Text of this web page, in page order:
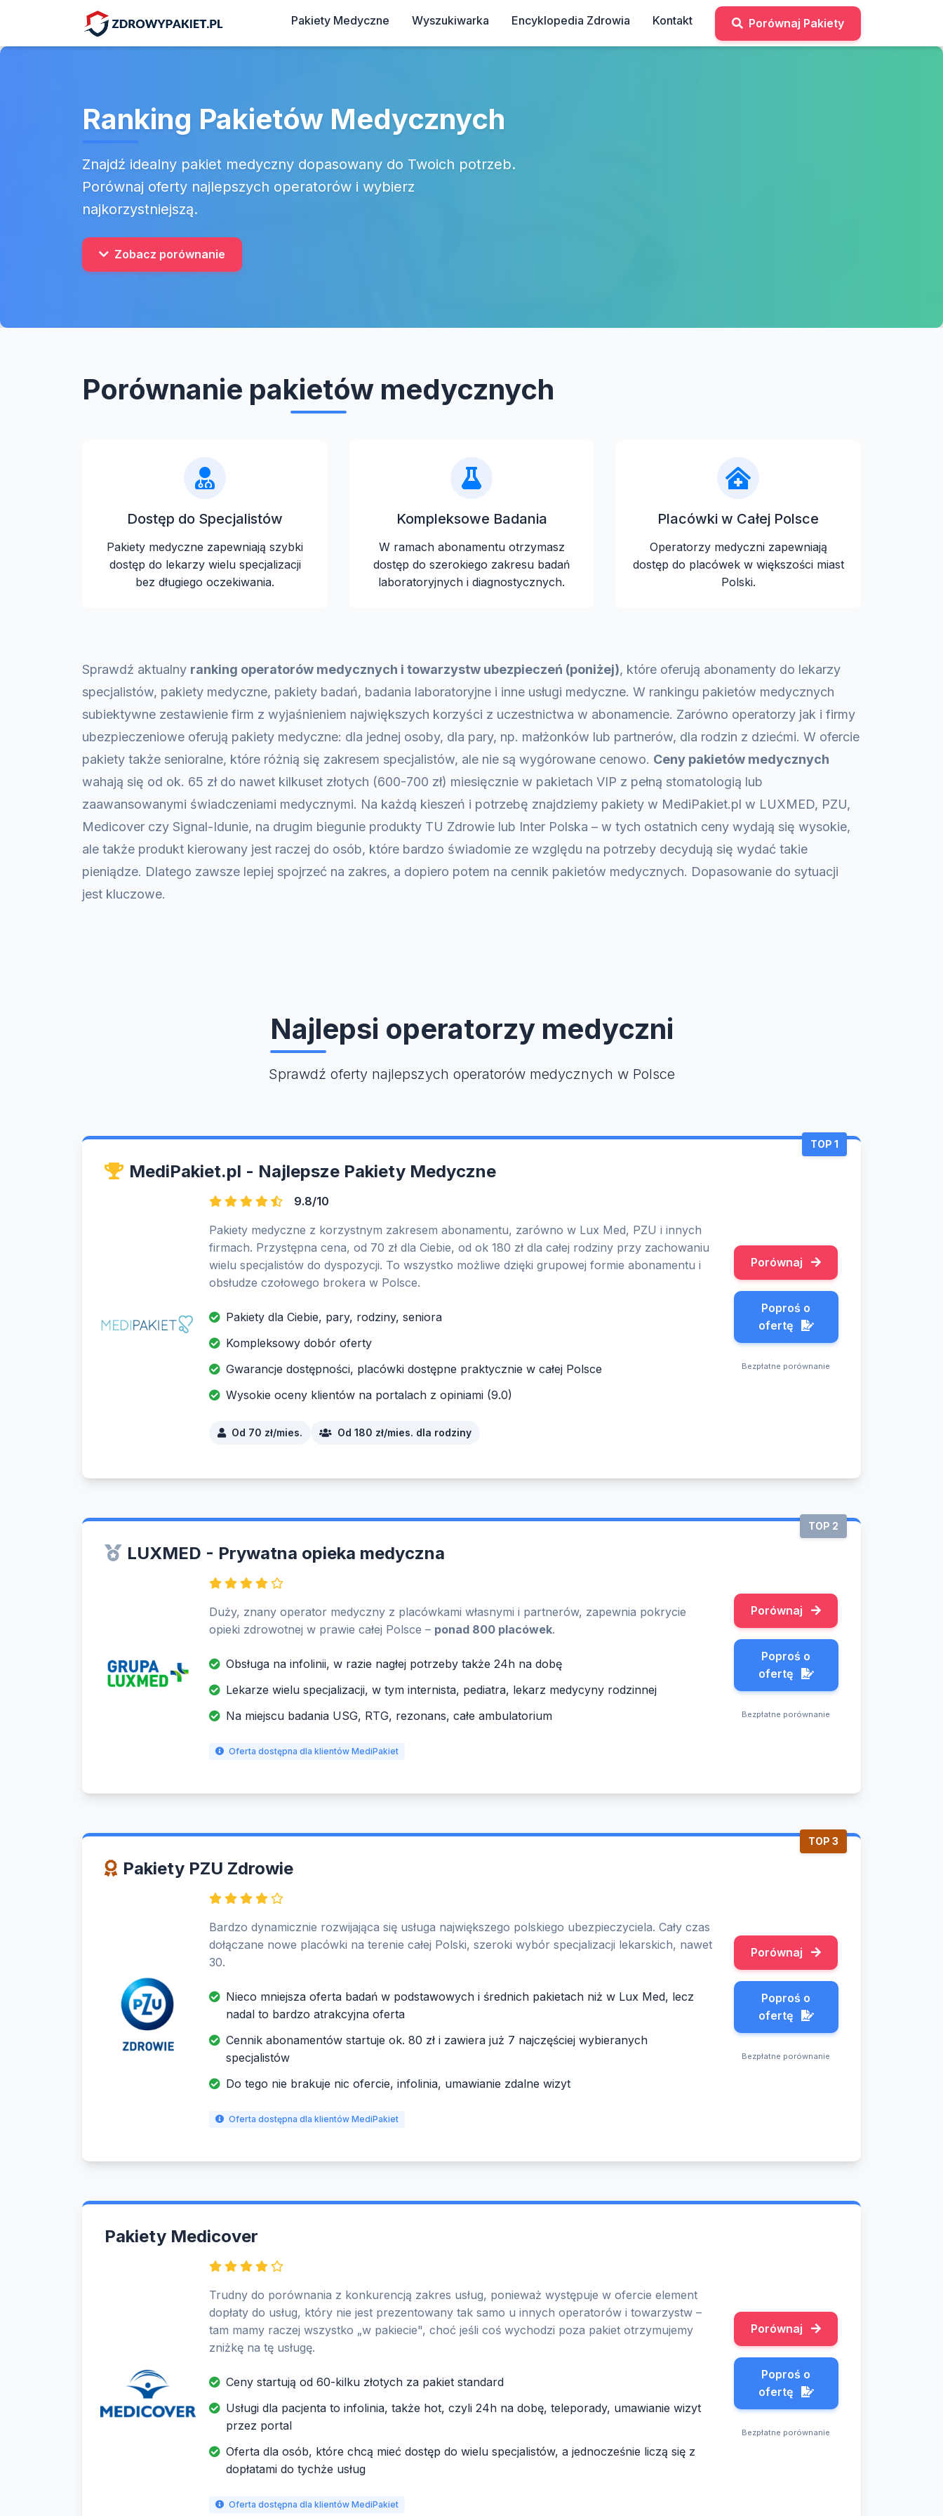
Pakiety Medyczne Wyszukiwarka Encyklopedia Zdrowia Kontakt Porównaj Pakiety
Ranking Pakietów Medycznych
Znajdź idealny pakiet medyczny dopasowany do Twoich potrzeb.
Porównaj oferty najlepszych operatorów i wybierz
najkorzystniejszą.
Zobacz porównanie
Porównanie pakietów medycznych
Dostęp do Specjalistów
Pakiety medyczne zapewniają szybki
dostęp do lekarzy wielu specjalizacji
bez długiego oczekiwania.
Kompleksowe Badania
W ramach abonamentu otrzymasz
dostęp do szerokiego zakresu badań
laboratoryjnych i diagnostycznych.
Placówki w Całej Polsce
Operatorzy medyczni zapewniają
dostęp do placówek w większości miast
Polski.
Sprawdź aktualny ranking operatorów medycznych i towarzystw ubezpieczeń (poniżej), które oferują abonamenty do lekarzy
specjalistów, pakiety medyczne, pakiety badań, badania laboratoryjne i inne usługi medyczne. W rankingu pakietów medycznych
subiektywne zestawienie firm z wyjaśnieniem największych korzyści z uczestnictwa w abonamencie. Zarówno operatorzy jak i firmy
ubezpieczeniowe oferują pakiety medyczne: dla jednej osoby, dla pary, np. małżonków lub partnerów, dla rodzin z dziećmi. W ofercie
pakiety także senioralne, które różnią się zakresem specjalistów, ale nie są wygórowane cenowo. Ceny pakietów medycznych
wahają się od ok. 65 zł do nawet kilkuset złotych (600-700 zł) miesięcznie w pakietach VIP z pełną stomatologią lub
zaawansowanymi świadczeniami medycznymi. Na każdą kieszeń i potrzebę znajdziemy pakiety w MediPakiet.pl w LUXMED, PZU,
Medicover czy Signal-Idunie, na drugim biegunie produkty TU Zdrowie lub Inter Polska – w tych ostatnich ceny wydają się wysokie,
ale także produkt kierowany jest raczej do osób, które bardzo świadomie ze względu na potrzeby decydują się wydać takie
pieniądze. Dlatego zawsze lepiej spojrzeć na zakres, a dopiero potem na cennik pakietów medycznych. Dopasowanie do sytuacji
jest kluczowe.
Najlepsi operatorzy medyczni
Sprawdź oferty najlepszych operatorów medycznych w Polsce
TOP 1
MediPakiet.pl - Najlepsze Pakiety Medyczne
9.8/10
Pakiety medyczne z korzystnym zakresem abonamentu, zarówno w Lux Med, PZU i innych
firmach. Przystępna cena, od 70 zł dla Ciebie, od ok 180 zł dla całej rodziny przy zachowaniu
wielu specjalistów do dyspozycji. To wszystko możliwe dzięki grupowej formie abonamentu i
obsłudze czołowego brokera w Polsce.
Pakiety dla Ciebie, pary, rodziny, seniora
Kompleksowy dobór oferty
Gwarancje dostępności, placówki dostępne praktycznie w całej Polsce
Wysokie oceny klientów na portalach z opiniami (9.0)
Od 70 zł/mies. Od 180 zł/mies. dla rodziny
Porównaj
Poproś o
ofertę
Bezpłatne porównanie
TOP 2
LUXMED - Prywatna opieka medyczna
Duży, znany operator medyczny z placówkami własnymi i partnerów, zapewnia pokrycie
opieki zdrowotnej w prawie całej Polsce – ponad 800 placówek.
Obsługa na infolinii, w razie nagłej potrzeby także 24h na dobę
Lekarze wielu specjalizacji, w tym internista, pediatra, lekarz medycyny rodzinnej
Na miejscu badania USG, RTG, rezonans, całe ambulatorium
Oferta dostępna dla klientów MediPakiet
Porównaj
Poproś o
ofertę
Bezpłatne porównanie
TOP 3
Pakiety PZU Zdrowie
Bardzo dynamicznie rozwijająca się usługa największego polskiego ubezpieczyciela. Cały czas
dołączane nowe placówki na terenie całej Polski, szeroki wybór specjalizacji lekarskich, nawet
30.
Nieco mniejsza oferta badań w podstawowych i średnich pakietach niż w Lux Med, lecz
nadal to bardzo atrakcyjna oferta
Cennik abonamentów startuje ok. 80 zł i zawiera już 7 najczęściej wybieranych
specjalistów
Do tego nie brakuje nic ofercie, infolinia, umawianie zdalne wizyt
Oferta dostępna dla klientów MediPakiet
Porównaj
Poproś o
ofertę
Bezpłatne porównanie
Pakiety Medicover
Trudny do porównania z konkurencją zakres usług, ponieważ występuje w ofercie element
dopłaty do usług, który nie jest prezentowany tak samo u innych operatorów i towarzystw –
tam mamy raczej wszystko „w pakiecie", choć jeśli coś wychodzi poza pakiet otrzymujemy
zniżkę na tę usługę.
Ceny startują od 60-kilku złotych za pakiet standard
Usługi dla pacjenta to infolinia, także hot, czyli 24h na dobę, teleporady, umawianie wizyt
przez portal
Oferta dla osób, które chcą mieć dostęp do wielu specjalistów, a jednocześnie liczą się z
dopłatami do tychże usług
Oferta dostępna dla klientów MediPakiet
Porównaj
Poproś o
ofertę
Bezpłatne porównanie